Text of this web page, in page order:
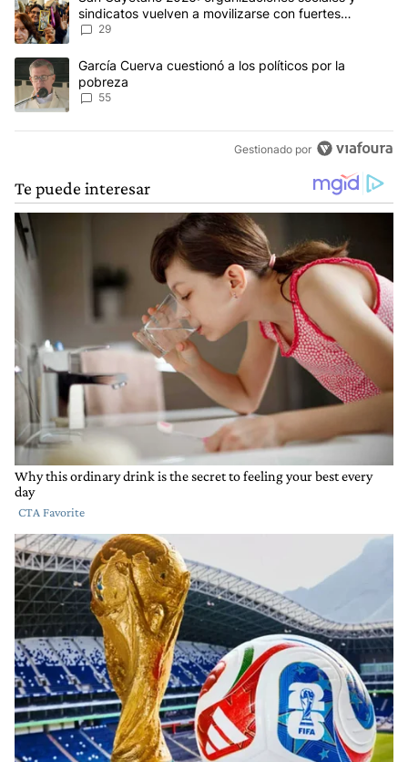
sindicatos vuelven a movilizarse con fuertes
reclamos al Gobierno
29
Un artículo de tendencia con el título "García Cuerva cuestionó
García Cuerva cuestionó a los políticos por la
pobreza
55
Gestionado por